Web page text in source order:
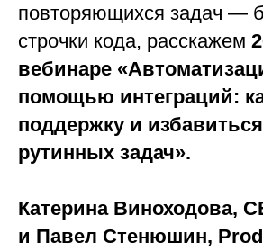
повторяющихся задач —
строчки кода, расскажем
вебинаре
помощью интеграций:
поддержку и
рутинных задач».
Катерина Виноходова,
и Павел Стенюшин,